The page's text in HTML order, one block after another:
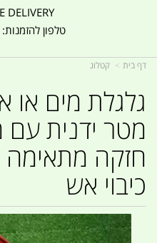
DELIVERY
טלפון להזמנות: 052-3214741
דף בית קטלוג
מטר ידנית עם
חזקה מתאימה
כיבוי אש